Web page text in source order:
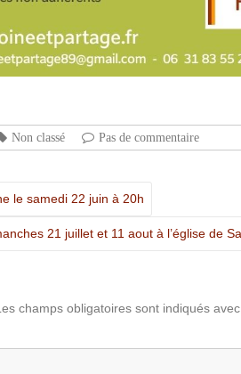
Non classé Pas de commentaire
le samedi 22 juin à 20h
21 juillet et 11 aout à l’église de
champs obligatoires sont indiqués